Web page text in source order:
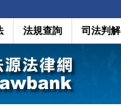
法規查詢 司法判解